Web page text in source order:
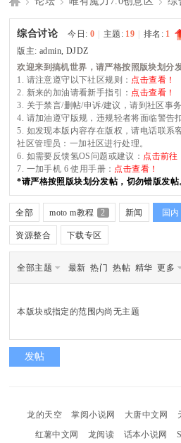
Di
sc
uz
»
综合讨论 今日:0 主题: 19 排名: 1
版主:admin, DJDZ
欢迎来到搞机世界，请严格按照版块划分
1. 请注意遵守以下社区规则： 点击查看！
2. 新来的加油请看新手指引： 点击查看！
3. 关于禁言/删帖/申诉/建议，请到社区事
4. 请加油遵守版规，违规轻者将面临警告
5. 如发现本版内容存在版权，请电话联系
社区管理员：一加社区进行处理。
6. 如需要反馈氢OS问题或建议： 点击前往
7. 一加手机 6 使用手册： 点击查看！
*请严格按照版块划分发帖，切勿错版发帖
全部 moto m教程 2 新闻 国内
资源整合 下载专区
全部主题 最新 热门 热帖 精华 更多
本版块或指定的范围内尚无主题
发帖
龙的天空 掌阅小说网 大唐中文网
红薯中文网
龙阅读 话本小说网